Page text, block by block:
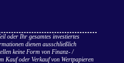
oder Ihr gesamtes investiertes
dienen ausschließlich
keine Form von Finanz- /
Kauf oder Verkauf von Wertpapieren